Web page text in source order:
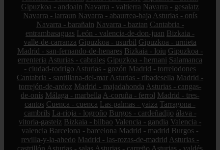
Gipuzkoa - andoain Navarra - valtierra Navarra - gesalatz
Navarra - larraun Navarra - abaurrea-baja Asturias - onís
Navarra - barañain Navarra - baztan Cantabria -
entrambasaguas León - valencia-de-don-juan Bizkaia -
valle-de-carranza Gipuzkoa - usurbil Gipuzkoa - urnieta
Madrid - san-fernando-de-henares Bizkaia - loiu Gipuzkoa -
errenteria Asturias - cabrales Gipuzkoa - hernani Salamanca
- ciudad-rodrigo Asturias - gozón Madrid - torrelodones
Cantabria - santillana-del-mar Asturias - ribadesella Madrid -
torrejón-de-ardoz Madrid - majadahonda Asturias - cangas-
de-onís Málaga - marbella A-coruña - ferrol Madrid - tres-
cantos Cuenca - cuenca Las-palmas - yaiza Tarragona -
cambrils La-rioja - logroño Burgos - cardeñadijo álava -
vitoria-gasteiz Bizkaia - bilbao Valencia - gandia Valencia -
valencia Barcelona - barcelona Madrid - madrid Burgos -
revilla-y-la-ahedo Madrid - las-rozas-de-madrid Asturias -
castrillón Asturias - salas Asturias - carreño Asturias - valdés